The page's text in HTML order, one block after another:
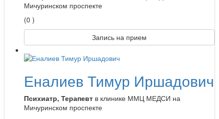
Мичуринском проспекте
(0 )
Запись на прием
Еналиев Тимур Иршадович
Психиатр, Терапевт в клинике ММЦ МЕДСИ на
Мичуринском проспекте